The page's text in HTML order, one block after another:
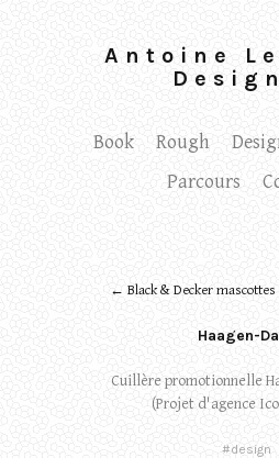
Antoine
Book Rough
Parcours
← Black & Decker mascottes
Haagen-
Cuillère promotionnelle
(Projet d'agence
#design